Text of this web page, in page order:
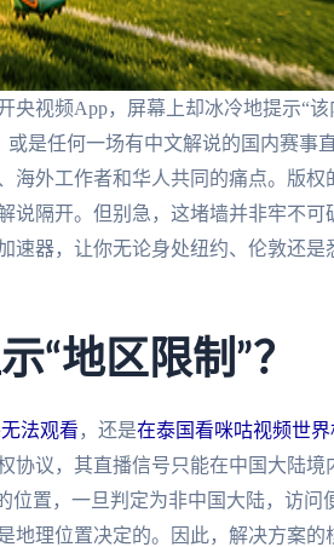
央视频App，屏幕上却冰冷地提示“
是任何一场有中文解说的国内赛事
海外工作者和华人共同的痛点。版权
说隔开。但别急，这堵墙并非牢不可
速器，让你无论身处纽约、伦敦还是
“地区限制”？
法观看 ，还是在泰国看咪咕视频世
协议，其直播信号只能在中国大陆境
位置，一旦判定为非中国大陆，访问
地理位置决定的。因此，解决方案的